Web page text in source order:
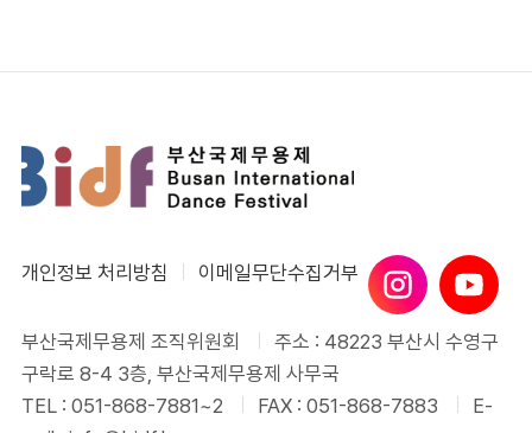
개인정보 처리방침 이메일무단수집거부
부산국제무용제 조직위원회
주소 : 48223 부산시 수영구
구락로 8-4 3층, 부산국제무용제 사무국
TEL : 051-868-7881~2
FAX : 051-868-7883
E-